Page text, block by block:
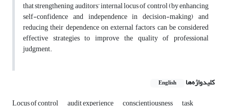
that strengthening auditors’ internal locus of control (by enhancing
self-confidence and independence in decision-making) and
reducing their dependence on external factors can be considered
effective strategies to improve the quality of professional
judgment.
کلیدواژه‌ها English